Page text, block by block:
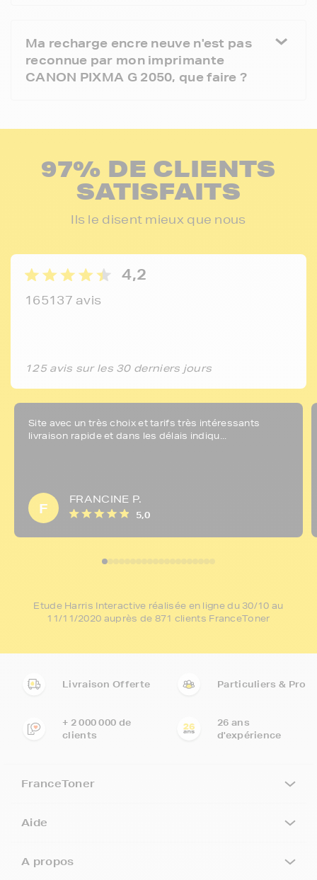
Ma recharge encre neuve n'est pas
reconnue par mon imprimante
CANON PIXMA G 2050, que faire ?
97% DE CLIENTS
SATISFAITS
Ils le disent mieux que nous
4,2
165137 avis
125 avis sur les 30 derniers jours
Site avec un très choix et tarifs très intéressants
livraison rapide et dans les délais indiqu...
F
FRANCINE P.
5,0
Etude Harris Interactive réalisée en ligne du 30/10 au
11/11/2020 auprès de 871 clients FranceToner
Livraison Offerte Particuliers & Pro
+ 2 000 000 de
clients
26 ans
d'expérience
FranceToner
Aide
A propos